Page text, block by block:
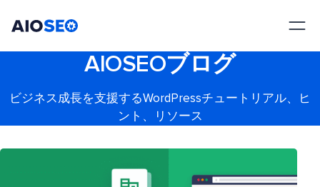
AIOSEOブログ
ビジネス成長を支援するWordPressチュートリアル、ヒ
ント、リソース